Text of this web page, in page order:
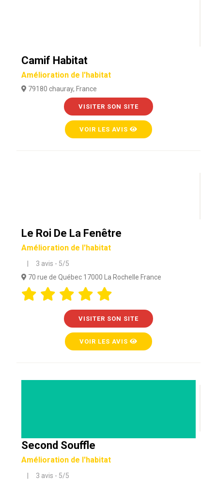
Camif Habitat
Amélioration de l'habitat
79180 chauray, France
VISITER SON SITE
VOIR LES AVIS
Le Roi De La Fenêtre
Amélioration de l'habitat
| 3 avis - 5/5
70 rue de Québec 17000 La Rochelle France
VISITER SON SITE
VOIR LES AVIS
Second Souffle
Amélioration de l'habitat
| 3 avis - 5/5